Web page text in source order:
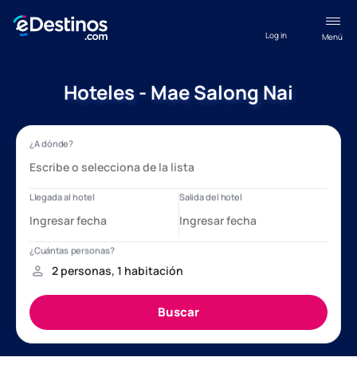
Menú
Log in
Hoteles - Mae Salong Nai